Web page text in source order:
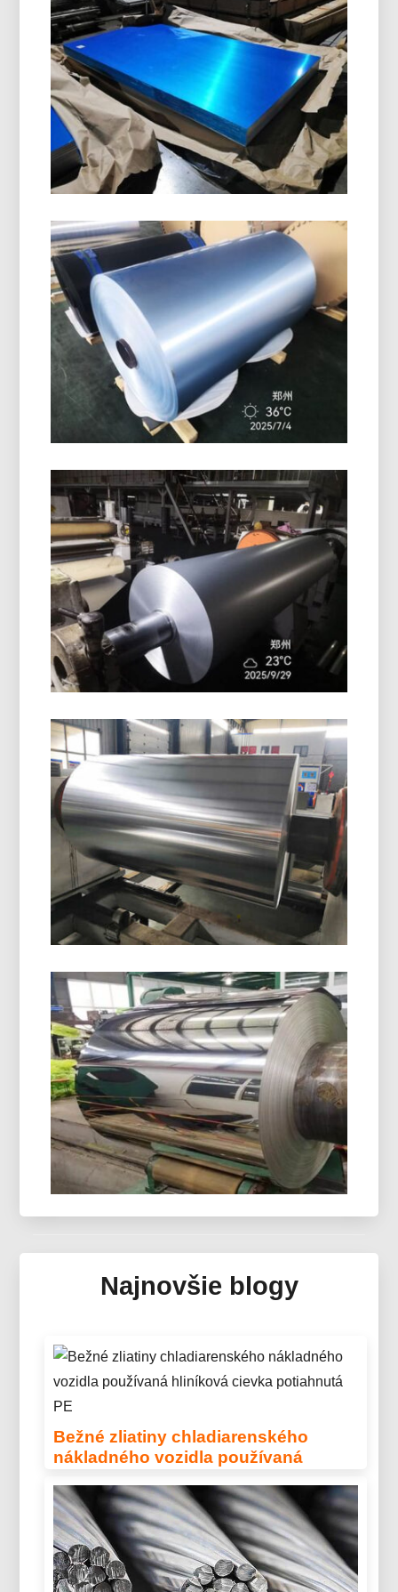
8011 H14 Aluminium Closure Coil je špeciálne
navrhnutá na výrobu uzáverov na fľaše, ROPP
čiapky, skrutkovacie uzávery, a nápojové uzávery.
Ponúka vynikajúcu tvarovateľnosť, odolnosť proti
korózii, a špičková kvalita povrchu.
Námorná Trieda 5086 H116
Hliníkový Plech
Zistite, ako námorná trieda 5086 Hliníkový plech
H116 poskytuje vynikajúci výkon v trupoch,
paluby, a offshore zariadenia s overenou
rovnováhou sily, trvanlivosť, a ľahký dizajn.
Rolka Z Hliníkovej Fólie
Potiahnutá PE
Kvalitná rolka z hliníkovej fólie potiahnutá PE
ponúka vynikajúcu povrchovú ochranu, odolnosť
proti vlhkosti, a spoľahlivý výkon pri balení a
izolácii.
Farmaceutické Blistrové Balenie
Hliníková Fólia
Objavte farmaceutické blistrové balenie hliníkovej
fólie s vynikajúcou vlhkosťou, kyslík, a ochranu
pred svetlom. Ideálne pre bezpečné, stabilný, a
vyhovujúce balenie liekov.
8021 Hliníková Fólia Tvárnená Za
Studena
8021 hliníková fólia tvárnená za studena je určená
pre náročné blistrové balenie, poskytuje
vynikajúcu odolnosť proti vlhkosti, výborná
tvarovateľnosť, a spoľahlivú ochranu pri
skladovaní.
Kolektor
viacvrstvové nátery pre kolektory novej generácie.
Najnovšie blogy
Bežné zliatiny chladiarenského
nákladného vozidla používaná
Objavte bežné zliatiny chladiarenských vozidiel,
ktoré používajú hliníkovú cievku potiahnutú PE,
vrátane 3003, 3004, a 3105. Navrhnuté pre
vynikajúcu odolnosť proti korózii, tvárnosť, a